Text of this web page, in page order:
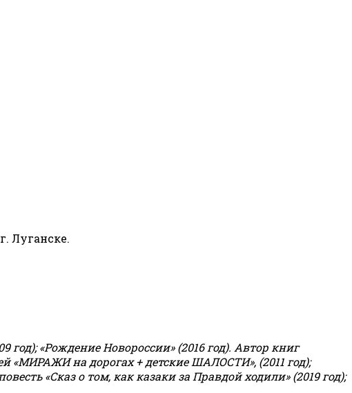
Луганске.
год); «Рождение Новороссии» (2016 год). Автор книг
«МИРАЖИ на дорогах + детские ШАЛОСТИ», (2011 год);
«Сказ о том, как казаки за Правдой ходили» (2019 год);